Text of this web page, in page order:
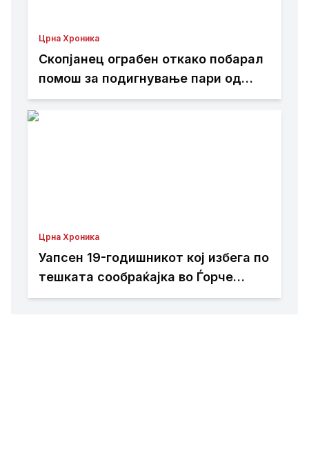
Црна Хроника
Скопјанец ограбен откако побарал
помош за подигнување пари од
банкомат
Црна Хроника
Уапсен 19-годишникот кој избега по
тешката сообраќајка во Ѓорче
Петров